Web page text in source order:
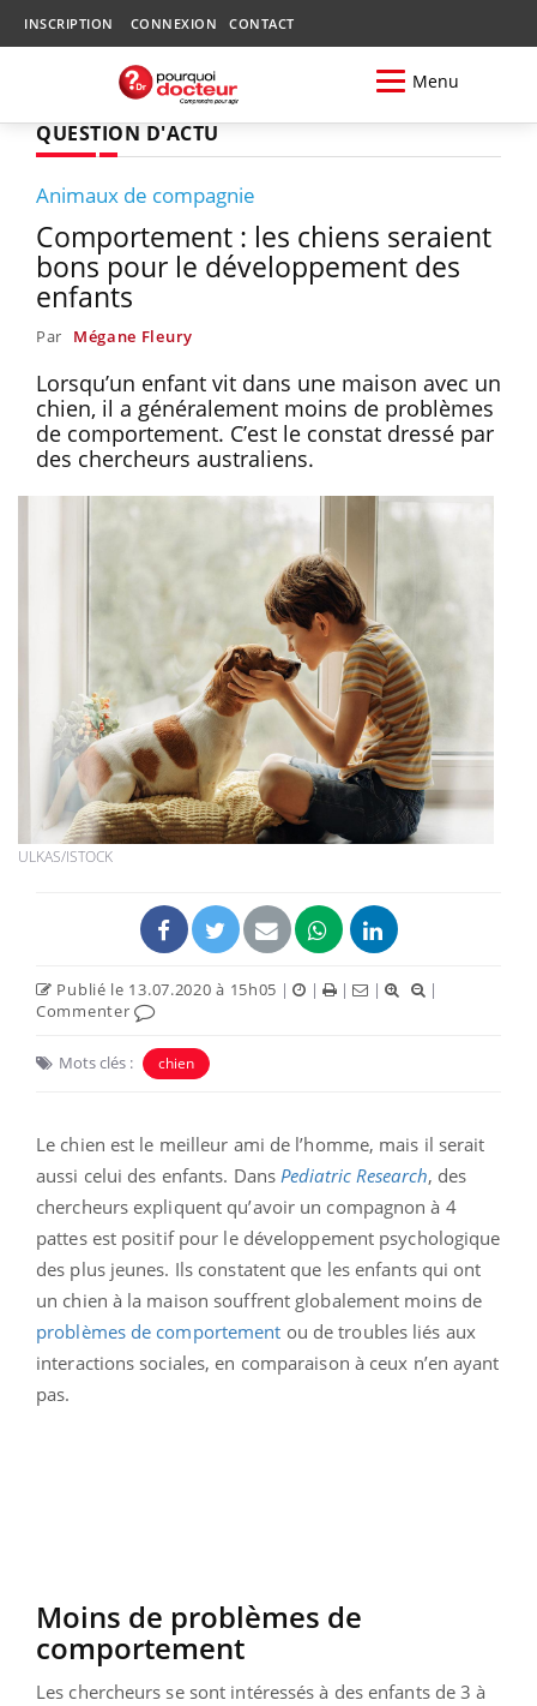
INSCRIPTION CONNEXION CONTACT
Menu
QUESTION D'ACTU
Animaux de compagnie
Comportement : les chiens seraient
bons pour le développement des
enfants
Par Mégane Fleury
Lorsqu’un enfant vit dans une maison avec un
chien, il a généralement moins de problèmes
de comportement. C’est le constat dressé par
des chercheurs australiens.
ULKAS/ISTOCK
Publié le 13.07.2020 à 15h05 | | | |
|
Commenter
Mots clés : chien
Le chien est le meilleur ami de l’homme, mais il serait
aussi celui des enfants. DansPediatric Research, des
chercheurs expliquent qu’avoir un compagnon à 4
pattes est positif pour le développement psychologique
des plus jeunes. Ils constatent que les enfants qui ont
un chien à la maison souffrent globalement moins de
problèmes de comportement ou de troubles liés aux
interactions sociales, en comparaison à ceux n’en ayant
pas.
Moins de problèmes de
comportement
Les chercheurs se sont intéressés à des enfants de 3 à